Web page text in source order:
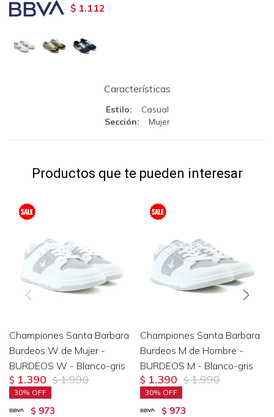
$ 1.112
Características
Estilo
Casual
Sección
Mujer
Productos que te pueden interesar
Championes Santa Barbara
Burdeos W de Mujer -
BURDEOS W - Blanco-gris
$ 1.390 $ 1.990
30
$ 973
Championes Santa Barbara
Burdeos M de Hombre -
BURDEOS M - Blanco-gris
$ 1.390 $ 1.990
30
$ 973